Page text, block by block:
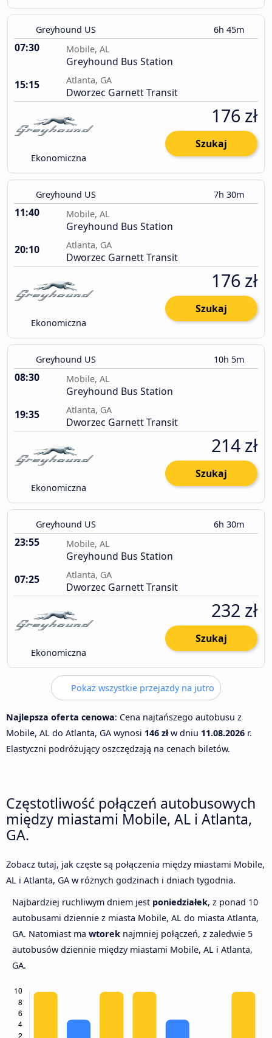
Greyhound US 6h 45m
07:30 Mobile, AL
Greyhound Bus Station
15:15
Atlanta, GA
Dworzec Garnett Transit
Ekonomiczna
176 zł
Szukaj
Greyhound US 7h 30m
11:40 Mobile, AL
Greyhound Bus Station
20:10
Atlanta, GA
Dworzec Garnett Transit
Ekonomiczna
176 zł
Szukaj
Greyhound US 10h 5m
08:30 Mobile, AL
Greyhound Bus Station
19:35
Atlanta, GA
Dworzec Garnett Transit
Ekonomiczna
214 zł
Szukaj
Greyhound US 6h 30m
23:55 Mobile, AL
Greyhound Bus Station
07:25
Atlanta, GA
Dworzec Garnett Transit
Ekonomiczna
232 zł
Szukaj
Pokaż wszystkie przejazdy na jutro
Najlepsza oferta cenowa: Cena najtańszego autobusu z
Mobile, AL do Atlanta, GA wynosi 146 złw dniu 11.08.2026 r.
Elastyczni podróżujący oszczędzają na cenach biletów.
Częstotliwość połączeń autobusowych
między miastami Mobile, AL i Atlanta,
GA.
Zobacz tutaj, jak częste są połączenia między miastami Mobile,
AL i Atlanta, GA w różnych godzinach i dniach tygodnia.
Najbardziej ruchliwym dniem jest poniedziałek, z ponad 10
autobusami dziennie z miasta Mobile, AL do miasta Atlanta,
GA. Natomiast ma wtorek najmniej połączeń, z zaledwie 5
autobusów dziennie między miastami Mobile, AL i Atlanta,
GA.